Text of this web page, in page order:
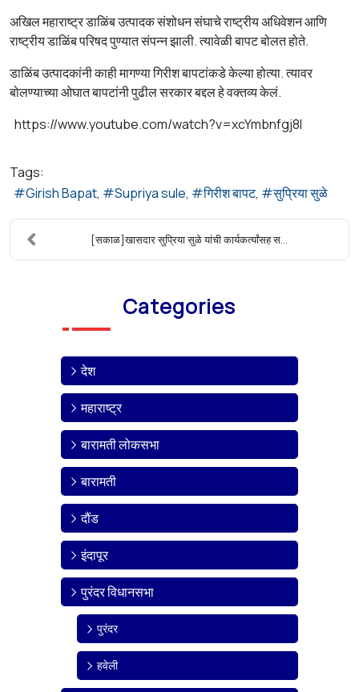
अखिल महाराष्ट्र डाळिंब उत्पादक संशोधन संघाचे राष्ट्रीय अधिवेशन आणि
राष्ट्रीय डाळिंब परिषद पुण्यात संपन्न झाली. त्यावेळी बापट बोलत होते.
डाळिंब उत्पादकांनी काही मागण्या गिरीश बापटांकडे केल्या होत्या. त्यावर
बोलण्याच्या ओघात बापटांनी पुढील सरकार बद्दल हे वक्तव्य केलं.
https://www.youtube.com/watch?v=xcYmbnfgj8I
Tags:
Girish Bapat
Supriya sule गिरीश बापट सुप्रिया सुळे
[सकाळ]खासदार सुप्रिया सुळे यांची कार्यकर्त्यांसह स...
Categories
देश
महाराष्ट्र
बारामती लोकसभा
बारामती
दौंड
इंदापूर
पुरंदर विधानसभा
पुरंदर
हवेली